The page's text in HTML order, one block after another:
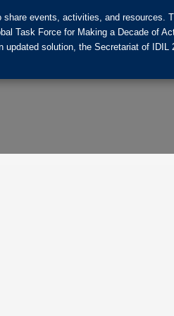
events, activities, and resources.
Task Force for Making a Decade of
solution, the Secretariat of IDIL